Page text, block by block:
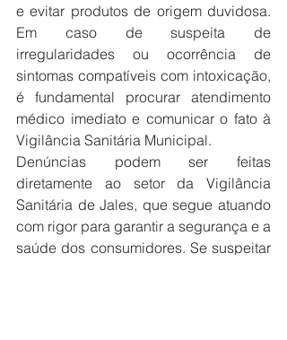
e evitar produtos de origem duvidosa.
Em caso de suspeita de
irregularidades ou ocorrência de
sintomas compatíveis com intoxicação,
é fundamental procurar atendimento
médico imediato e comunicar o fato à
Vigilância Sanitária Municipal.
Denúncias podem ser feitas
diretamente ao setor da Vigilância
Sanitária de Jales, que segue atuando
com rigor para garantir a segurança e a
saúde dos consumidores. Se suspeitar